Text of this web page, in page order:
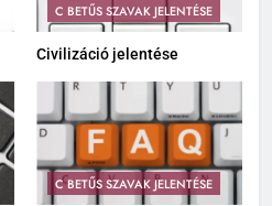
C BETŰS SZAVAK JELENTÉSE
Civilizáció jelentése
C BETŰS SZAVAK JELENTÉSE